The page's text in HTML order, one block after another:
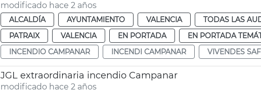
modificado hace 2 años
ALCALDÍA AYUNTAMIENTO VALENCIA TODAS LAS
PATRAIX
VALENCIA EN PORTADA EN PORTADA
INCENDIO CAMPANAR
INCENDI CAMPANAR VIVENDES
JGL extraordinaria incendio Campanar
modificado hace 2 años